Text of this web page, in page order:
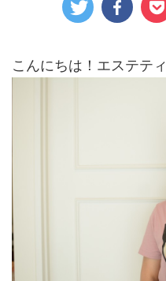
こんにちは！エステ